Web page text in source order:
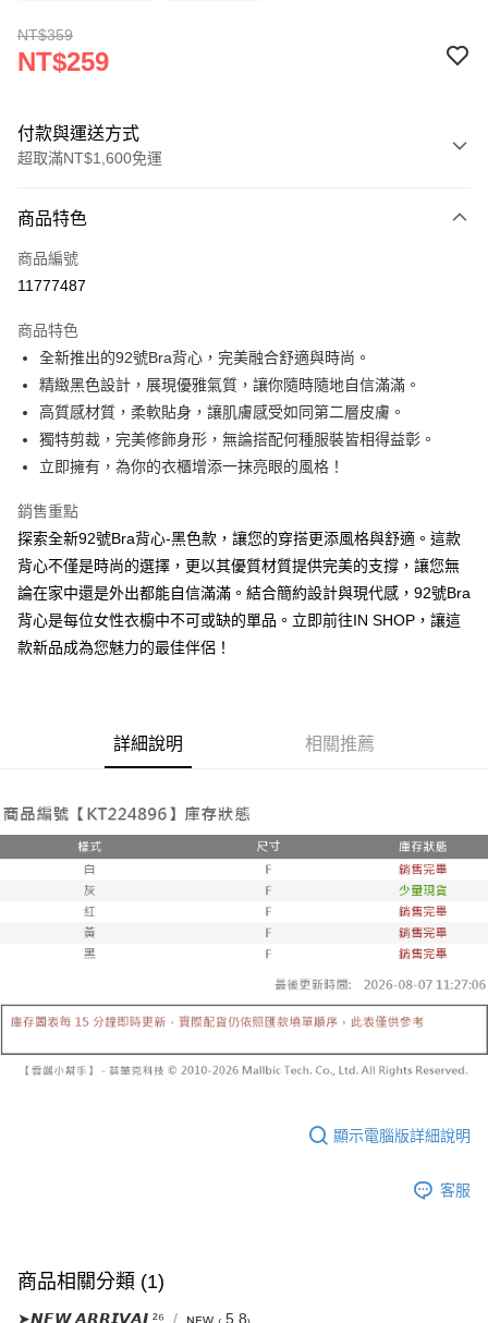
NT$359
NT$259
付款與運送方式
超取滿NT$1,600免運
信用卡一次付款
超商取貨付款
Apple Pay
街口支付
Google Pay
大哥付你分期
相關說明
1.本服務由台灣大哥大提供，台灣大哥大用戶可立即使用無須另外申請。
2.付款方式選擇「大哥付你分期」，訂單成立後會自動跳轉到大哥付的交易
流程，驗證手機門號後，選擇欲分期的期數、繳款截止日，確認付款後即完
成交易。
3.實際核准額度、可分期數及費用金額請依後續交易確認頁面所載為準。
4.訂單成立30分鐘內，如未前往確認交易或遇審核未通過，訂單將自動取
【注意事項】
1.本服務係由「台灣大哥大股份有限公司」（以下簡稱本公司）所提供，讓
用戶於交易時，得透過本服務購買商品或服務，並由商店將買賣／分期付款
買賣價金債權讓與本公司後，依約使用本公司帳單繳交帳款。
2.基於同意付款使用「大哥付你分期」之契約關係目的，商店將以您的個人
資料（包含姓名、電話或地址）提供予台灣大哥大進項蒐集、處理及利用，
由本公司與您本人進行分期帳單所需資料之確認、核對及更正。
3.完整用戶服務條款，請詳閱以下連結：
https://oppay.tw/userRule
AFTEE先享後付
相關說明
【關於「AFTEE先享後付」】
AFTEE先享後付是「在收到商品之後才付款」的支付方式。 讓您購物簡單
便利好安心！
１．簡單：不需註冊會員、不需綁卡、不需儲值。
１．於結帳方式選擇「AFTEE先享後付」後，將跳轉至「AFTEE先享後付」
結帳頁面，進行簡訊認證並確認金額後，即可完成結帳。
３．收到繳費通知簡訊後14天內，點擊此簡訊中的連結，可透過四大超商／
※ 請注意：結帳手續完成當下不需立刻繳費，但若您需要取消訂單，請聯絡
購買商品的店家。未經商家同意取消之訂單仍視為有效，需透過AFTEE先享
後付繳納相關費用。
※ 交易是否成功請以「AFTEE先享後付 」之結帳頁面顯示為準，若有關於
是否繳費成功／繳費後需取消欲退款等相關疑問，請聯繫「AFTEE先享後付
客戶支援中心」
https://netprotections.freshdesk.com/support/home
１．透過由恩沛科技股份有限公司提供之「AFTEE先享後付」服務完成之交
易，需依本服務之必要範圍內提供個人資料，並將交易相關給付款項請求債
２．關於個人資料處理事宜，請瀏覽以下網址：
時審查核予不同之上限額度；若仍有額度不足之情形，本公司將視審查結果
付款後全家取貨
已關閉，請勿下單
每筆NT$10,000
已關閉，請勿下單(付取)
每筆NT$10,000
每筆NT$60，滿NT$1,800(含以上)免運費
每筆NT$60，滿NT$1,600(含以上)免運費
查看運費
商品特色
商品編號
11777487
商品特色
全新推出的92號Bra背心，完美融合舒適與時尚。
精緻黑色設計，展現優雅氣質，讓你隨時隨地自信滿滿。
高質感材質，柔軟貼身，讓肌膚感受如同第二層皮膚。
獨特剪裁，完美修飾身形，無論搭配何種服裝皆相得益彰。
立即擁有，為你的衣櫃增添一抹亮眼的風格！
銷售重點
探索全新92號Bra背心-黑色款，讓您的穿搭更添風格與舒適。這款
背心不僅是時尚的選擇，更以其優質材質提供完美的支撐，讓您無
論在家中還是外出都能自信滿滿。結合簡約設計與現代感，92號Bra
背心是每位女性衣櫥中不可或缺的單品。立即前往IN SHOP，讓這
款新品成為您魅力的最佳伴侶！
詳細說明 相關推薦
顯示電腦版詳細說明
客服
商品相關分類 (1)
➤𝙉𝙀𝙒 𝘼𝙍𝙍𝙄𝙑𝘼𝙇²⁶ ɴᴇᴡ ₍ 5.8₎